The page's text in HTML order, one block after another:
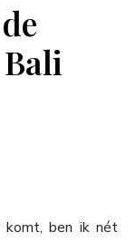
ben ik nét